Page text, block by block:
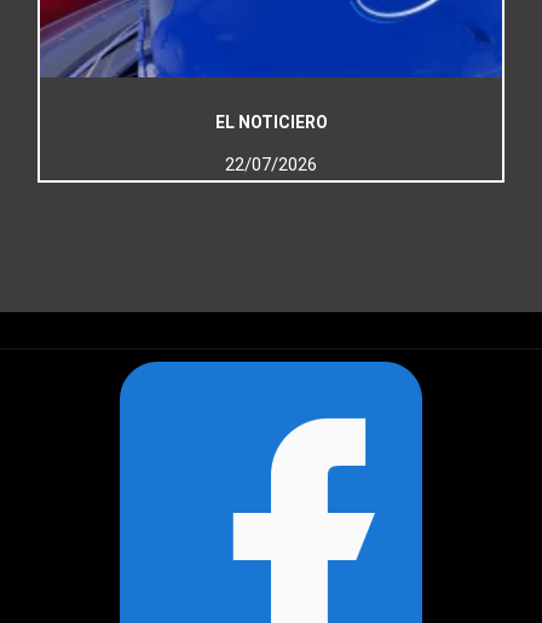
EL NOTICIERO
22/07/2026